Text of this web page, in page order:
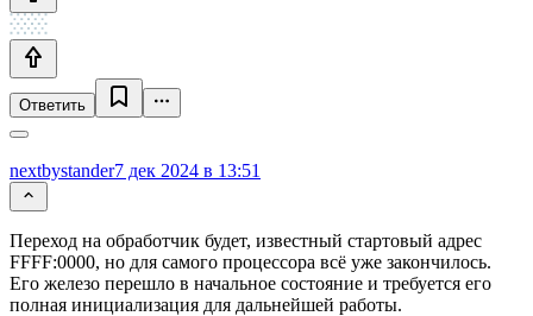
Ответить
nextbystander7 дек 2024 в 13:51
Переход на обработчик будет, известный стартовый адрес
FFFF:0000, но для самого процессора всё уже закончилось.
Его железо перешло в начальное состояние и требуется его
полная инициализация для дальнейшей работы.